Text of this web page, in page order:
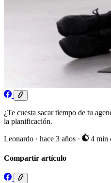
¿Te cuesta sacar tiempo de tu
la planificación.
Leonardo · hace 3 años · 4 min
Compartir artículo